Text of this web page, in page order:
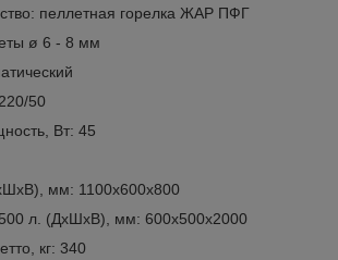
пеллетная горелка ЖАР ПФГ
ø 6 - 8 мм
50
Вт: 45
мм: 1100х600х800
л. (ДxШxВ), мм: 600х500х2000
кг: 340